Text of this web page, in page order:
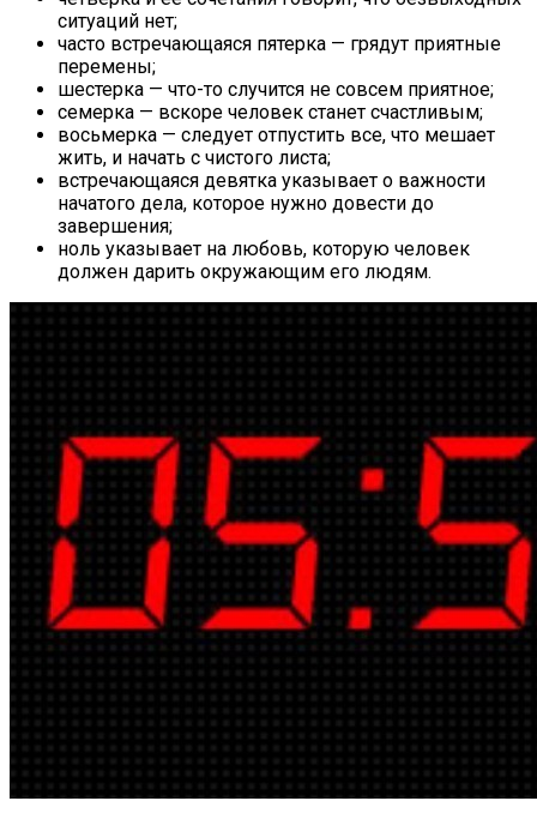
ситуаций нет;
часто встречающаяся пятерка — грядут приятные
перемены;
шестерка — что-то случится не совсем приятное;
семерка — вскоре человек станет счастливым;
восьмерка — следует отпустить все, что мешает
жить, и начать с чистого листа;
встречающаяся девятка указывает о важности
начатого дела, которое нужно довести до
завершения;
ноль указывает на любовь, которую человек
должен дарить окружающим его людям.